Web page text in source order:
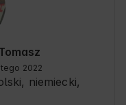
dobre
i wszelkiego
się zaledwie
zarezerwowany!
2022
niemiecki,